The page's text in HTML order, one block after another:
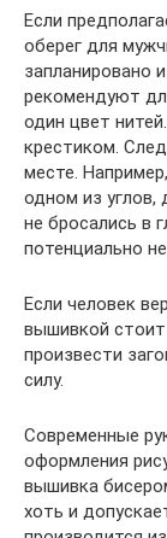
Если
оберег для
запланировано
рекомендуют
один цвет
крестиком.
месте.
одном из
не бросались в
потенциально
Если человек
вышивкой
произвести
силу.
Современные
оформления
вышивка
хоть и